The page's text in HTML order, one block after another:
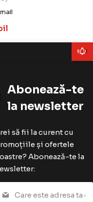
Abonează-te
la newsletter
să fii la curent cu
și ofertele
Abonează-te la